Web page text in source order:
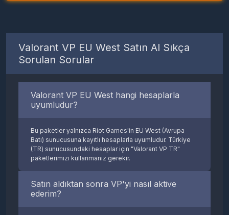
Valorant VP EU West Satın Al Sıkça
Sorulan Sorular
Valorant VP EU West hangi hesaplarla
uyumludur?
Bu paketler yalnızca Riot Games'in EU West (Avrupa
Batı) sunucusuna kayıtlı hesaplarla uyumludur. Türkiye
(TR) sunucusundaki hesaplar için "Valorant VP TR"
paketlerimizi kullanmanız gerekir.
Satın aldıktan sonra VP'yi nasıl aktive
ederim?